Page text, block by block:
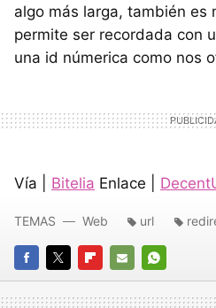
algo más larga, también es
permite ser recordada con
una id númerica como nos
Vía | Bitelia Enlace |
FACEBOOK
TWITTERFLIPBOARD
E-
WHATSAPP
TEMAS Web url